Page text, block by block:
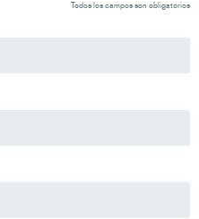
Todos los campos son obligatorios